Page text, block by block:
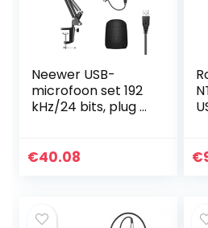
Neewer USB-
microfoon set 192
kHz/24 bits, plug &
microfoon,
karaoke, YouTube,
€40.08 €